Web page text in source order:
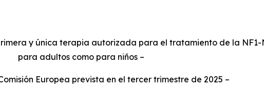
y única terapia autorizada para el tratamiento de la NF1-
para adultos como para niños –
Europea prevista en el tercer trimestre de 2025 –